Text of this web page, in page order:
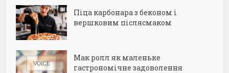
Піца карбонара з беконом і
вершковим післясмаком
Мак ролл як маленьке
гастрономічне задоволення